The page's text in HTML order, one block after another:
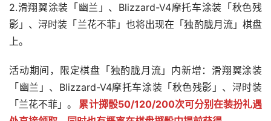
2.滑翔翼涂装「幽兰」、Blizzard-V4摩托车涂装「秋色残
影」、浔时装「兰花不菲」也将出现在「独酌胧月流」棋盘
上。
活动期间，限定棋盘「独酌胧月流」内新增：滑翔翼涂装
「幽兰」、Blizzard-V4摩托车涂装「秋色残影」、浔时装
「兰花不菲」。
累计掷骰50/120/200次可分别在装扮礼遇